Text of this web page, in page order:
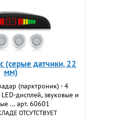
датчики, 22
мм)
(парктроник) - 4
дисплей, звуковые и
... арт. 60601
ОТСУТСТВУЕТ